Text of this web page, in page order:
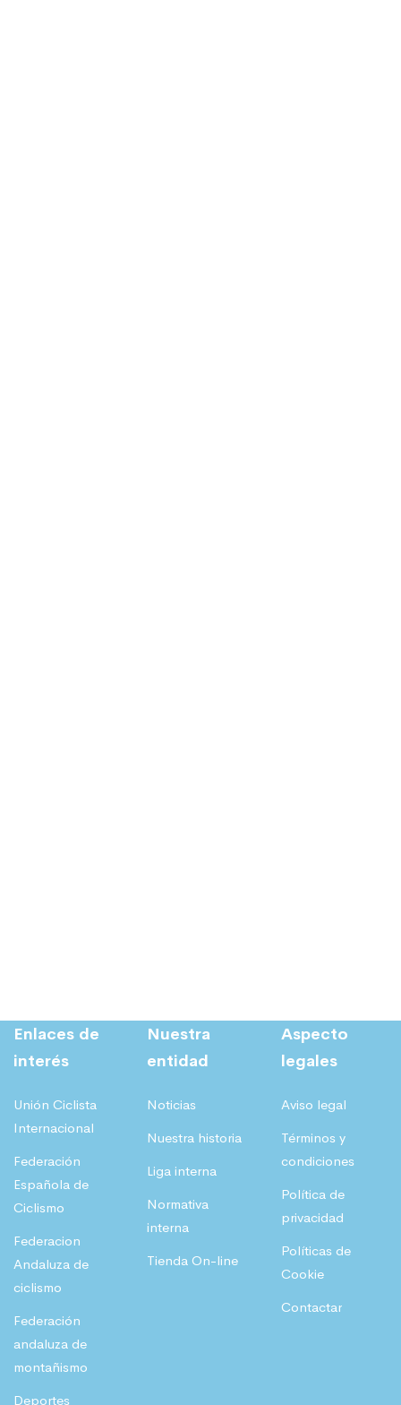
Enlaces de
interés
Unión Ciclista
Internacional
Federación
Española de
Ciclismo
Federacion
Andaluza de
ciclismo
Federación
andaluza de
montañismo
Deportes
Nuestra
entidad
Noticias
Nuestra historia
Liga interna
Normativa
interna
Tienda On-line
Aspecto
legales
Aviso legal
Términos y
condiciones
Política de
privacidad
Políticas de
Cookie
Contactar